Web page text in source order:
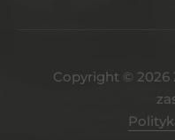
Copyright © 2026